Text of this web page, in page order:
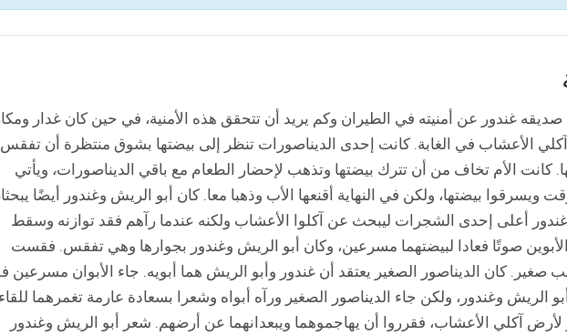
غندور عن أمنيته في الطيران وكم يريد أن تتحقق هذه الأمنية، في حين كان غدار
الأعشاب في الغابة. كانت إحدى الديناصورات تنظر إلى بيضتها بشوق منتظرة أن تفقس
كانت الأم تخاف من أن تترك بيضتها وتذهب لإحضار الطعام مع باقي الديناصورات، ويأتي
ويسرقوا بيضتها، ولكن في النهاية أقنعها الأب وذهبا معا. كان أبو الريش وغندور أيضًا
أعلى إحدى الشجرات ليبحث عن آكلوا الأعشاب ولكنه عندما رآهم فقد توازنه وسقط
صوتًا فعادا لبيضتهما مسرعين، وكان أبو الريش وغندور بجوارها وهي تفقس. فقست
صغير. كان الديناصور الصغير يعتقد أن غندور وأبو الريش هما أبويه. جاء الأبوان مسرعين
الريش وغندور، ولكن جاء الديناصور الصغير ورآه أبواه وشعرا بسعادة عارمة تغمرهما للقاء
آكلي الأعشاب، فقرروا أن يهاجموهما ويبعدانهما عن أرضهم. شعر أبو الريش وغندور